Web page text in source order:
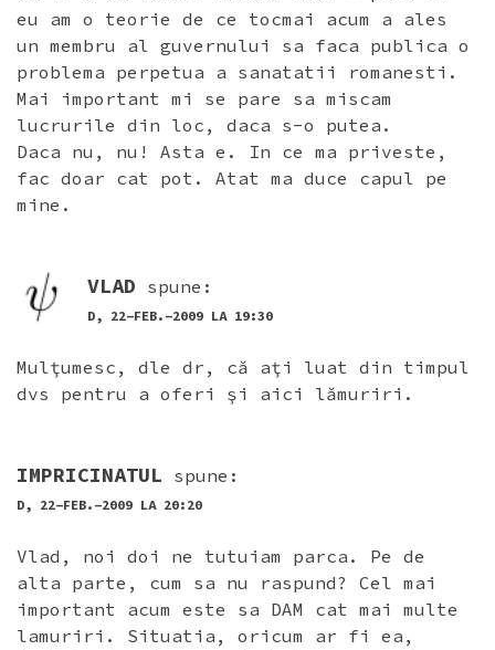
eu am o teorie de ce tocmai acum a ales
un membru al guvernului sa faca publica o
problema perpetua a sanatatii romanesti.
Mai important mi se pare sa miscam
lucrurile din loc, daca s-o putea.
Daca nu, nu! Asta e. In ce ma priveste,
fac doar cat pot. Atat ma duce capul pe
mine.
VLAD spune:
D, 22-FEB.-2009 LA 19:30
Mulţumesc, dle dr, că aţi luat din timpul
dvs pentru a oferi şi aici lămuriri.
IMPRICINATUL spune:
D, 22-FEB.-2009 LA 20:20
Vlad, noi doi ne tutuiam parca. Pe de
alta parte, cum sa nu raspund? Cel mai
important acum este sa DAM cat mai multe
lamuriri. Situatia, oricum ar fi ea,